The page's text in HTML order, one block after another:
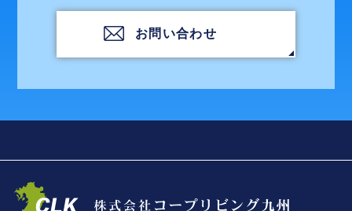
お問い合わせ